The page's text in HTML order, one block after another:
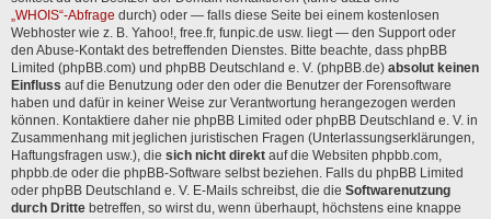
„WHOIS“-Abfrage durch) oder — falls diese Seite bei einem kostenlosen
Webhoster wie z. B. Yahoo!, free.fr, funpic.de usw. liegt — den Support oder
den Abuse-Kontakt des betreffenden Dienstes. Bitte beachte, dass phpBB
Limited (phpBB.com) und phpBB Deutschland e. V. (phpBB.de) absolut keinen
Einfluss auf die Benutzung oder den oder die Benutzer der Forensoftware
haben und dafür in keiner Weise zur Verantwortung herangezogen werden
können. Kontaktiere daher nie phpBB Limited oder phpBB Deutschland e. V. in
Zusammenhang mit jeglichen juristischen Fragen (Unterlassungserklärungen,
Haftungsfragen usw.), die sich nicht direkt auf die Websiten phpbb.com,
phpbb.de oder die phpBB-Software selbst beziehen. Falls du phpBB Limited
oder phpBB Deutschland e. V. E-Mails schreibst, die die Softwarenutzung
durch Dritte betreffen, so wirst du, wenn überhaupt, höchstens eine knappe